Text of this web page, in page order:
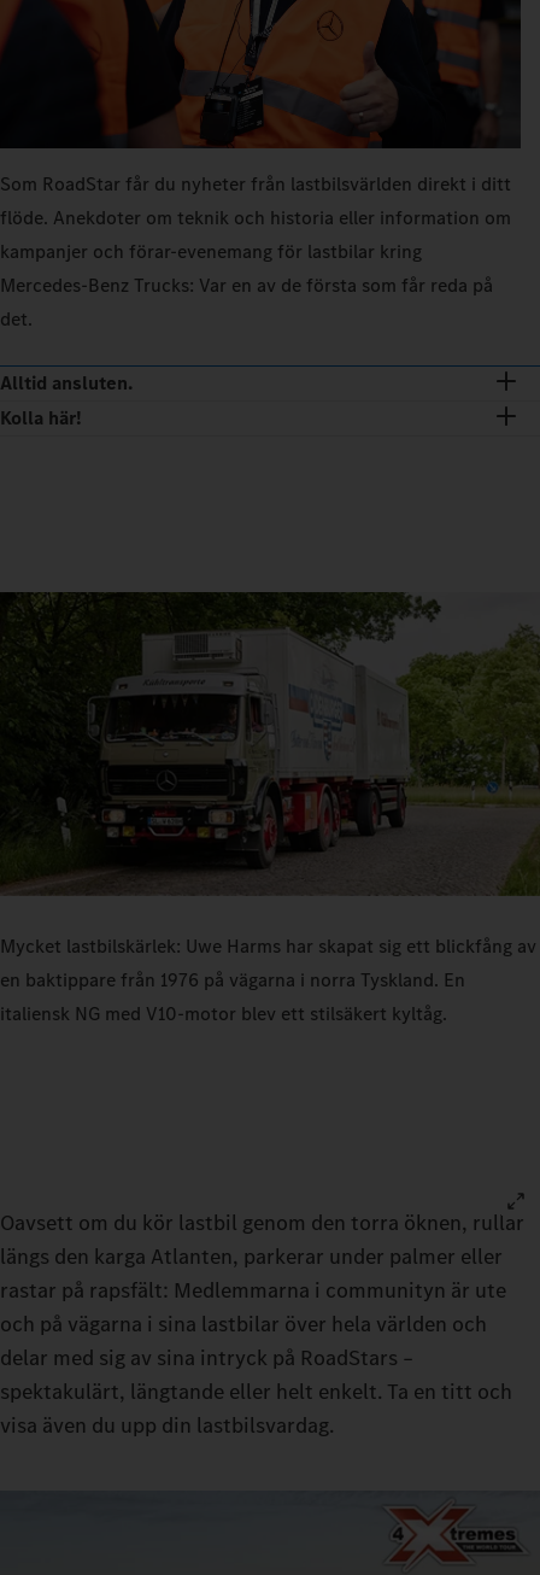
Som RoadStar får du nyheter från lastbilsvärlden direkt i ditt
flöde. Anekdoter om teknik och historia eller information om
kampanjer och förar-evenemang för lastbilar kring
Mercedes‑Benz Trucks: Var en av de första som får reda på
det.
Alltid ansluten.
Kolla här!
Mycket lastbilskärlek: Uwe Harms har skapat sig ett blickfång av
en baktippare från 1976 på vägarna i norra Tyskland. En
italiensk NG med V10-motor blev ett stilsäkert kyltåg.
Oavsett om du kör lastbil genom den torra öknen, rullar
längs den karga Atlanten, parkerar under palmer eller
rastar på rapsfält: Medlemmarna i communityn är ute
och på vägarna i sina lastbilar över hela världen och
delar med sig av sina intryck på RoadStars –
spektakulärt, längtande eller helt enkelt. Ta en titt och
visa även du upp din lastbilsvardag.